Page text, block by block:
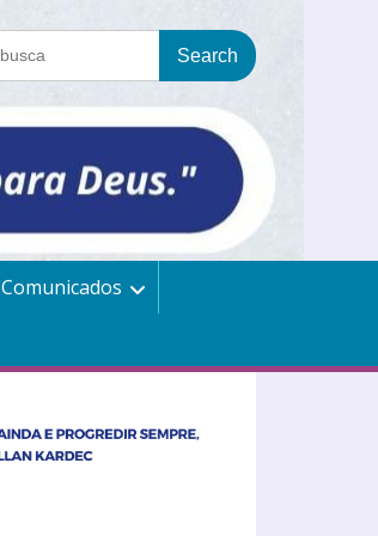
Comunicados